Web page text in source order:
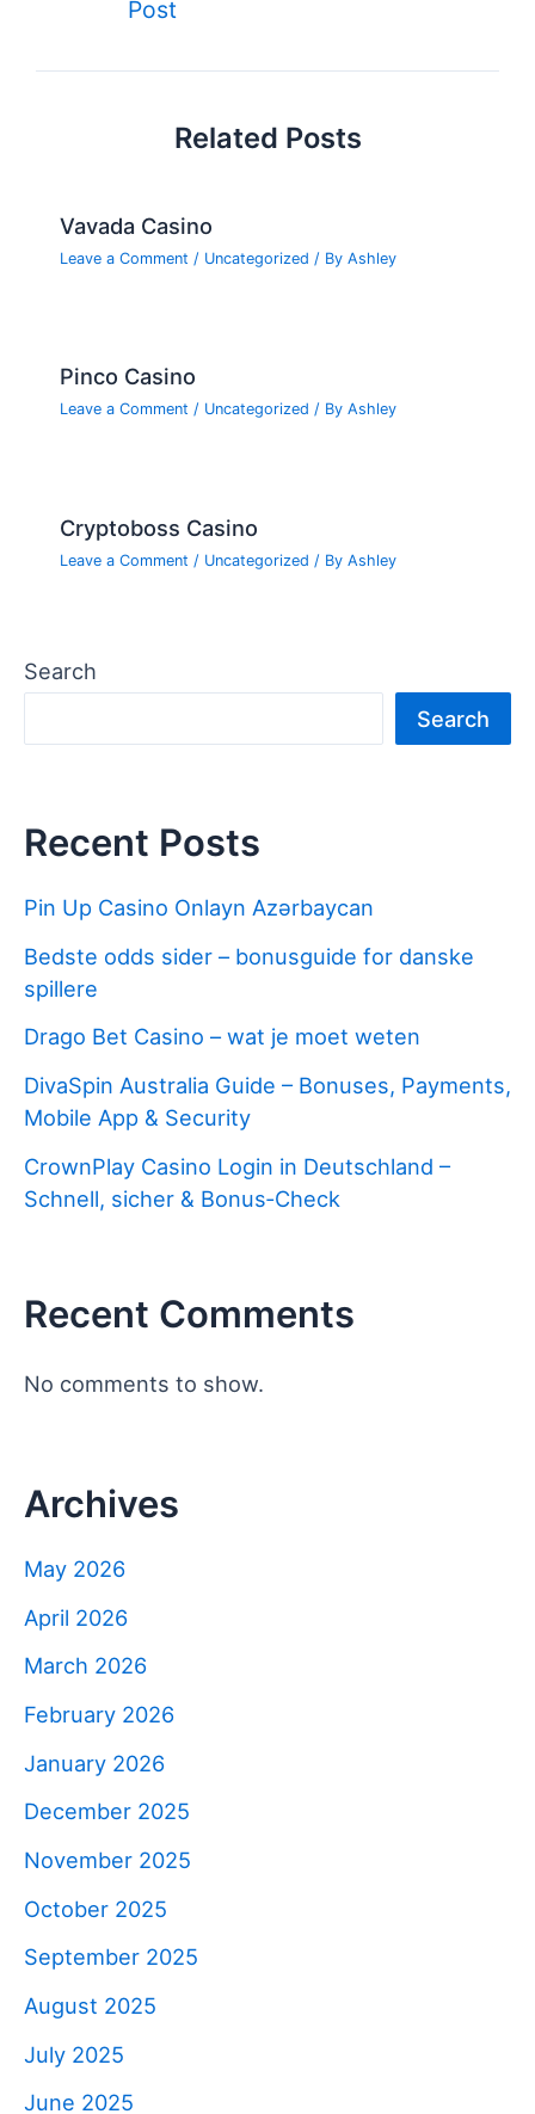
navigationPost
Related Posts
Vavada Casino
Leave a Comment / Uncategorized / By Ashley
Pinco Casino
Leave a Comment / Uncategorized / By Ashley
Cryptoboss Casino
Leave a Comment / Uncategorized / By Ashley
Search
Search
Recent Posts
Pin Up Casino Onlayn Azərbaycan
Bedste odds sider – bonusguide for danske
spillere
Drago Bet Casino – wat je moet weten
DivaSpin Australia Guide – Bonuses, Payments,
Mobile App & Security
CrownPlay Casino Login in Deutschland –
Schnell, sicher & Bonus‑Check
Recent Comments
No comments to show.
Archives
May 2026
April 2026
March 2026
February 2026
January 2026
December 2025
November 2025
October 2025
September 2025
August 2025
July 2025
June 2025